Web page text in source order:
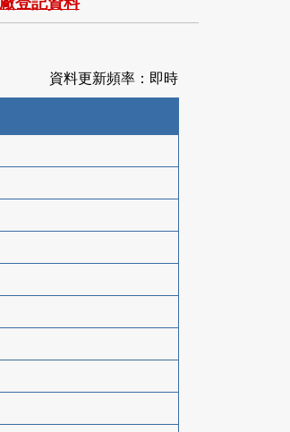
資料更新頻率：即時